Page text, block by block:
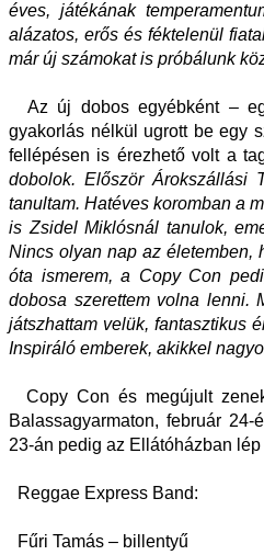
éves, játékának
alázatos, erős és féktelenül
már új számokat is próbálunk
Az új dobos egyébként –
gyakorlás nélkül ugrott be egy
fellépésen is érezhető volt a
dobolok. Először Árokszállási
tanultam. Hatéves koromban a
is Zsidel Miklósnál tanulok,
Nincs olyan nap az életemben,
óta ismerem, a Copy Con
dobosa szerettem volna lenni.
játszhattam velük, fantasztikus
Inspiráló emberek, akikkel
Copy Con és megújult
Balassagyarmaton, február
23-án pedig az Ellátóházban lép
Reggae Express Band:
Fűri Tamás – billentyű